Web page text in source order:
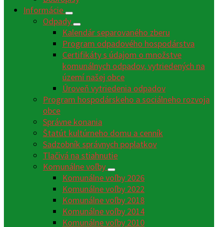
Informácie
Odpady
Kalendár separovaného zberu
Program odpadového hospodárstva
Certifikáty s údajom o množstve
komunálnych odpadov, vytriedených na
území našej obce
Úroveň vytriedenia odpadov
Program hospodárskeho a sociálneho rozvoja
obce
Správne konania
Štatút kultúrneho domu a cenník
Sadzobník správnych poplatkov
Tlačivá na stiahnutie
Komunálne voľby
Komunálne voľby 2026
Komunálne voľby 2022
Komunálne voľby 2018
Komunálne voľby 2014
Komunálne voľby 2010